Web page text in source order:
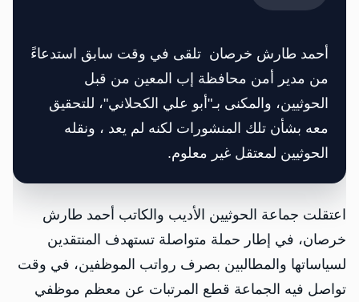
أحمد طارش خرصان تلقى في وقت سابق استدعاءً
من مدير أمن محافظة إب المعين من قبل
الحوثيين، والمكنى بـ"أبو علي الكحلاني"، للتحقيق
معه بشأن تلك المنشورات لكنه لم يعد ، ونقله
الحوثيين لمعتقل غير معلوم.
اعتقلت جماعة الحوثيين الأديب والكاتب أحمد طارش
خرصان، في إطار حملة متواصلة تستهدف المنتقدين
لسياساتها والمطالبين بصرف رواتب الموظفين، في وقت
تواصل فيه الجماعة قطع المرتبات عن معظم موظفي